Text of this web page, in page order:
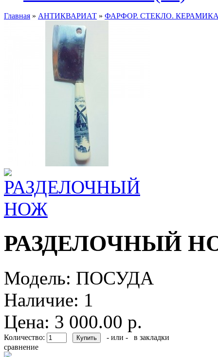
Главная » АНТИКВАРИАТ » ФАРФОР. СТЕКЛО.
РАЗДЕЛОЧНЫЙ
Модель: ПОСУДА
Наличие: 1
Цена: 3 000.00 р.
Количество: - или -
в закладки
сравнение